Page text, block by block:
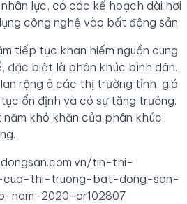
lực, có các kế hoạch dài hơi
công nghệ vào bất động sản.
tiếp tục khan hiếm nguồn cung
đặc biệt là phân khúc bình dân.
rộng ở các thị trường tỉnh, giá
ổn định và có sự tăng trưởng.
năm khó khăn của phân khúc
tin-thi-
cua-thi-truong-bat-dong-san-
nam-2020-ar102807